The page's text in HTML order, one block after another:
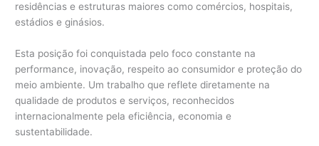
residências e estruturas maiores como comércios, hospitais,
estádios e ginásios.
Esta posição foi conquistada pelo foco constante na
performance, inovação, respeito ao consumidor e proteção do
meio ambiente. Um trabalho que reflete diretamente na
qualidade de produtos e serviços, reconhecidos
internacionalmente pela eficiência, economia e
sustentabilidade.